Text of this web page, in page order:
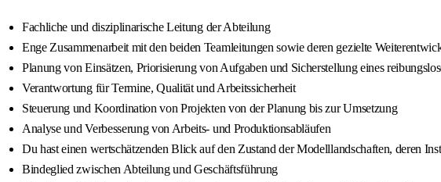
Fachliche und disziplinarische Leitung der Abteilung
Enge Zusammenarbeit mit den beiden Teamleitungen sowie deren gezielte
Planung von Einsätzen, Priorisierung von Aufgaben und Sicherstellung eines
Verantwortung für Termine, Qualität und Arbeitssicherheit
Steuerung und Koordination von Projekten von der Planung bis zur Umsetzung
Analyse und Verbesserung von Arbeits- und Produktionsabläufen
Du hast einen wertschätzenden Blick auf den Zustand der Modelllandschaften, deren
Bindeglied zwischen Abteilung und Geschäftsführung